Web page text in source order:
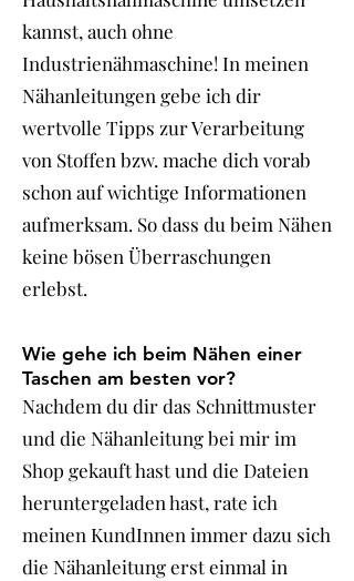
kannst, auch ohne
Industrienähmaschine! In meinen
Nähanleitungen gebe ich dir
wertvolle Tipps zur Verarbeitung
von Stoffen bzw. mache dich vorab
schon auf wichtige Informationen
aufmerksam. So dass du beim Nähen
keine bösen Überraschungen
erlebst.
Wie gehe ich beim Nähen einer
Taschen am besten vor?
Nachdem du dir das Schnittmuster
und die Nähanleitung bei mir im
Shop gekauft hast und die Dateien
heruntergeladen hast, rate ich
meinen KundInnen immer dazu sich
die Nähanleitung erst einmal in